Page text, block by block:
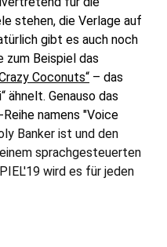
stehen, die Verlage auf
gibt es auch noch
zum Beispiel das
Coconuts“ – das
ähnelt. Genauso das
namens "Voice
Banker ist und den
sprachgesteuerten
wird es für jeden